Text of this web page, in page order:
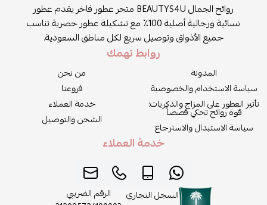
روائح الجمال BEAUTYS4U متجر عطور فاخر يقدم عطور
نسائية ورجالية أصلية 100٪ مع تشكيلة عطور حصرية تناسب
جميع الأذواق وتوصيل سريع لكل مناطق السعودية.
روابط تهمك
المدونة
سياسة الاستخدام والخصوصية
تأثير العطور على المزاج والذكريات:
قوة روائح تحكي قصصاً
سياسة الاستبدال والاسترجاع
من نحن
فروعنا
خدمة العملاء
الشحن والتوصيل
خدمة العملاء
السجل التجاري
الرقم الضريبي